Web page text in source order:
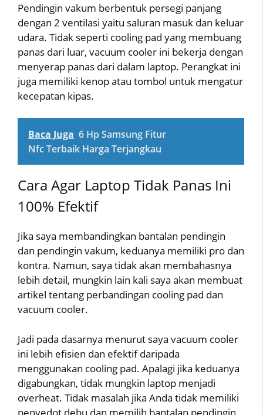
Pendingin vakum berbentuk persegi panjang
dengan 2 ventilasi yaitu saluran masuk dan keluar
udara. Tidak seperti cooling pad yang membuang
panas dari luar, vacuum cooler ini bekerja dengan
menyerap panas dari dalam laptop. Perangkat ini
juga memiliki kenop atau tombol untuk mengatur
kecepatan kipas.
Baca Juga 6 Hp Samsung Fitur
Nfc Terbaik Harga Terjangkau
Cara Agar Laptop Tidak Panas Ini
100% Efektif
Jika saya membandingkan bantalan pendingin
dan pendingin vakum, keduanya memiliki pro dan
kontra. Namun, saya tidak akan membahasnya
lebih detail, mungkin lain kali saya akan membuat
artikel tentang perbandingan cooling pad dan
vacuum cooler.
Jadi pada dasarnya menurut saya vacuum cooler
ini lebih efisien dan efektif daripada
menggunakan cooling pad. Apalagi jika keduanya
digabungkan, tidak mungkin laptop menjadi
overheat. Tidak masalah jika Anda tidak memiliki
penyedot debu dan memilih bantalan pendingin